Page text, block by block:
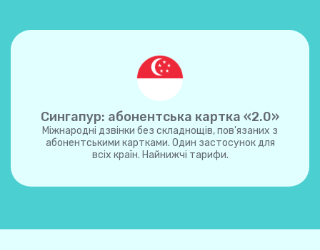
Сингапур: абонентська картка «2.0»
Міжнародні дзвінки без складнощів, пов'язаних з
абонентськими картками. Один застосунок для
всіх країн. Найнижчі тарифи.